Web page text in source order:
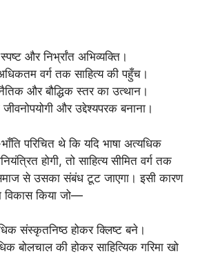
और निर्भ्रांत अभिव्यक्ति।
वर्ग तक साहित्य की पहुँच।
और बौद्धिक स्तर का उत्थान।
जीवनोपयोगी और उद्देश्यपरक बनाना।
परिचित थे कि यदि भाषा अत्यधिक
होगी, तो साहित्य सीमित वर्ग तक
से उसका संबंध टूट जाएगा। इसी कारण
विकास किया जो—
संस्कृतनिष्ठ होकर क्लिष्ट बने।
बोलचाल की होकर साहित्यिक गरिमा खो